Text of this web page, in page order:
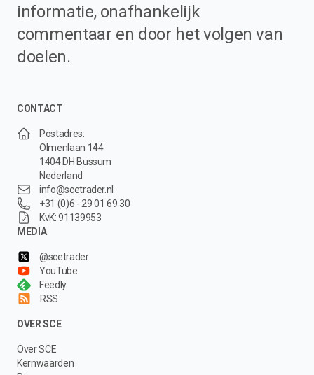
informatie, onafhankelijk
commentaar en door het volgen van
doelen.
CONTACT
Postadres:
Olmenlaan 144
1404 DH Bussum
Nederland
info@scetrader.nl
+31 (0)6 - 29 01 69 30
KvK: 91139953
MEDIA
@scetrader
YouTube
Feedly
RSS
OVER SCE
Over SCE
Kernwaarden